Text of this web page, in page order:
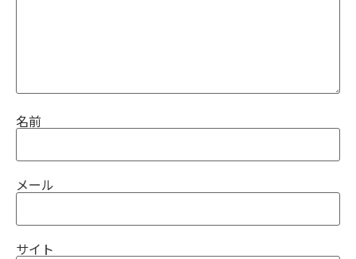
名前
メール
サイト